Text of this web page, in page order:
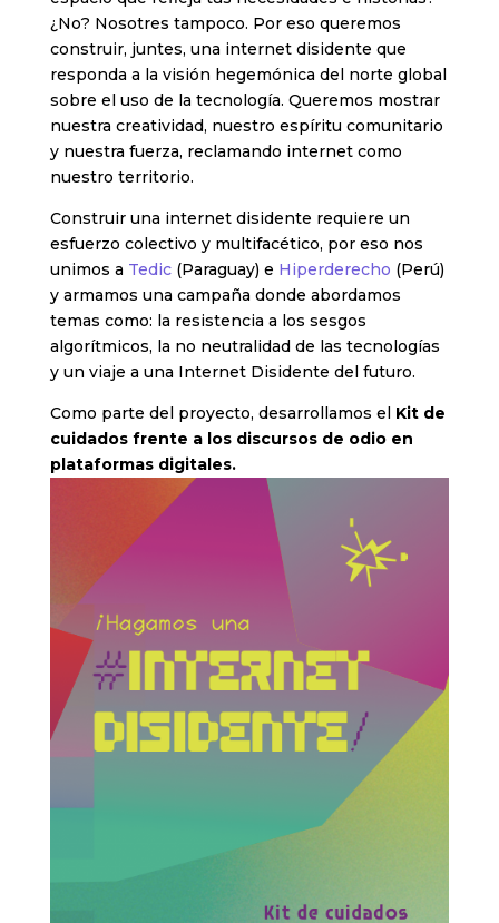
¿No? Nosotres tampoco. Por eso queremos
construir, juntes, una internet disidente que
responda a la visión hegemónica del norte global
sobre el uso de la tecnología. Queremos mostrar
nuestra creatividad, nuestro espíritu comunitario
y nuestra fuerza, reclamando internet como
nuestro territorio.
Construir una internet disidente requiere un
esfuerzo colectivo y multifacético, por eso nos
unimos a Tedic(Paraguay) e Hiperderecho (Perú)
y armamos una campaña donde abordamos
temas como: la resistencia a los sesgos
algorítmicos, la no neutralidad de las tecnologías
y un viaje a una Internet Disidente del futuro.
Como parte del proyecto, desarrollamos el Kit de
cuidados frente a los discursos de odio en
plataformas digitales.